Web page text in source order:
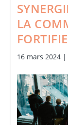
LA
16 mars 2024|